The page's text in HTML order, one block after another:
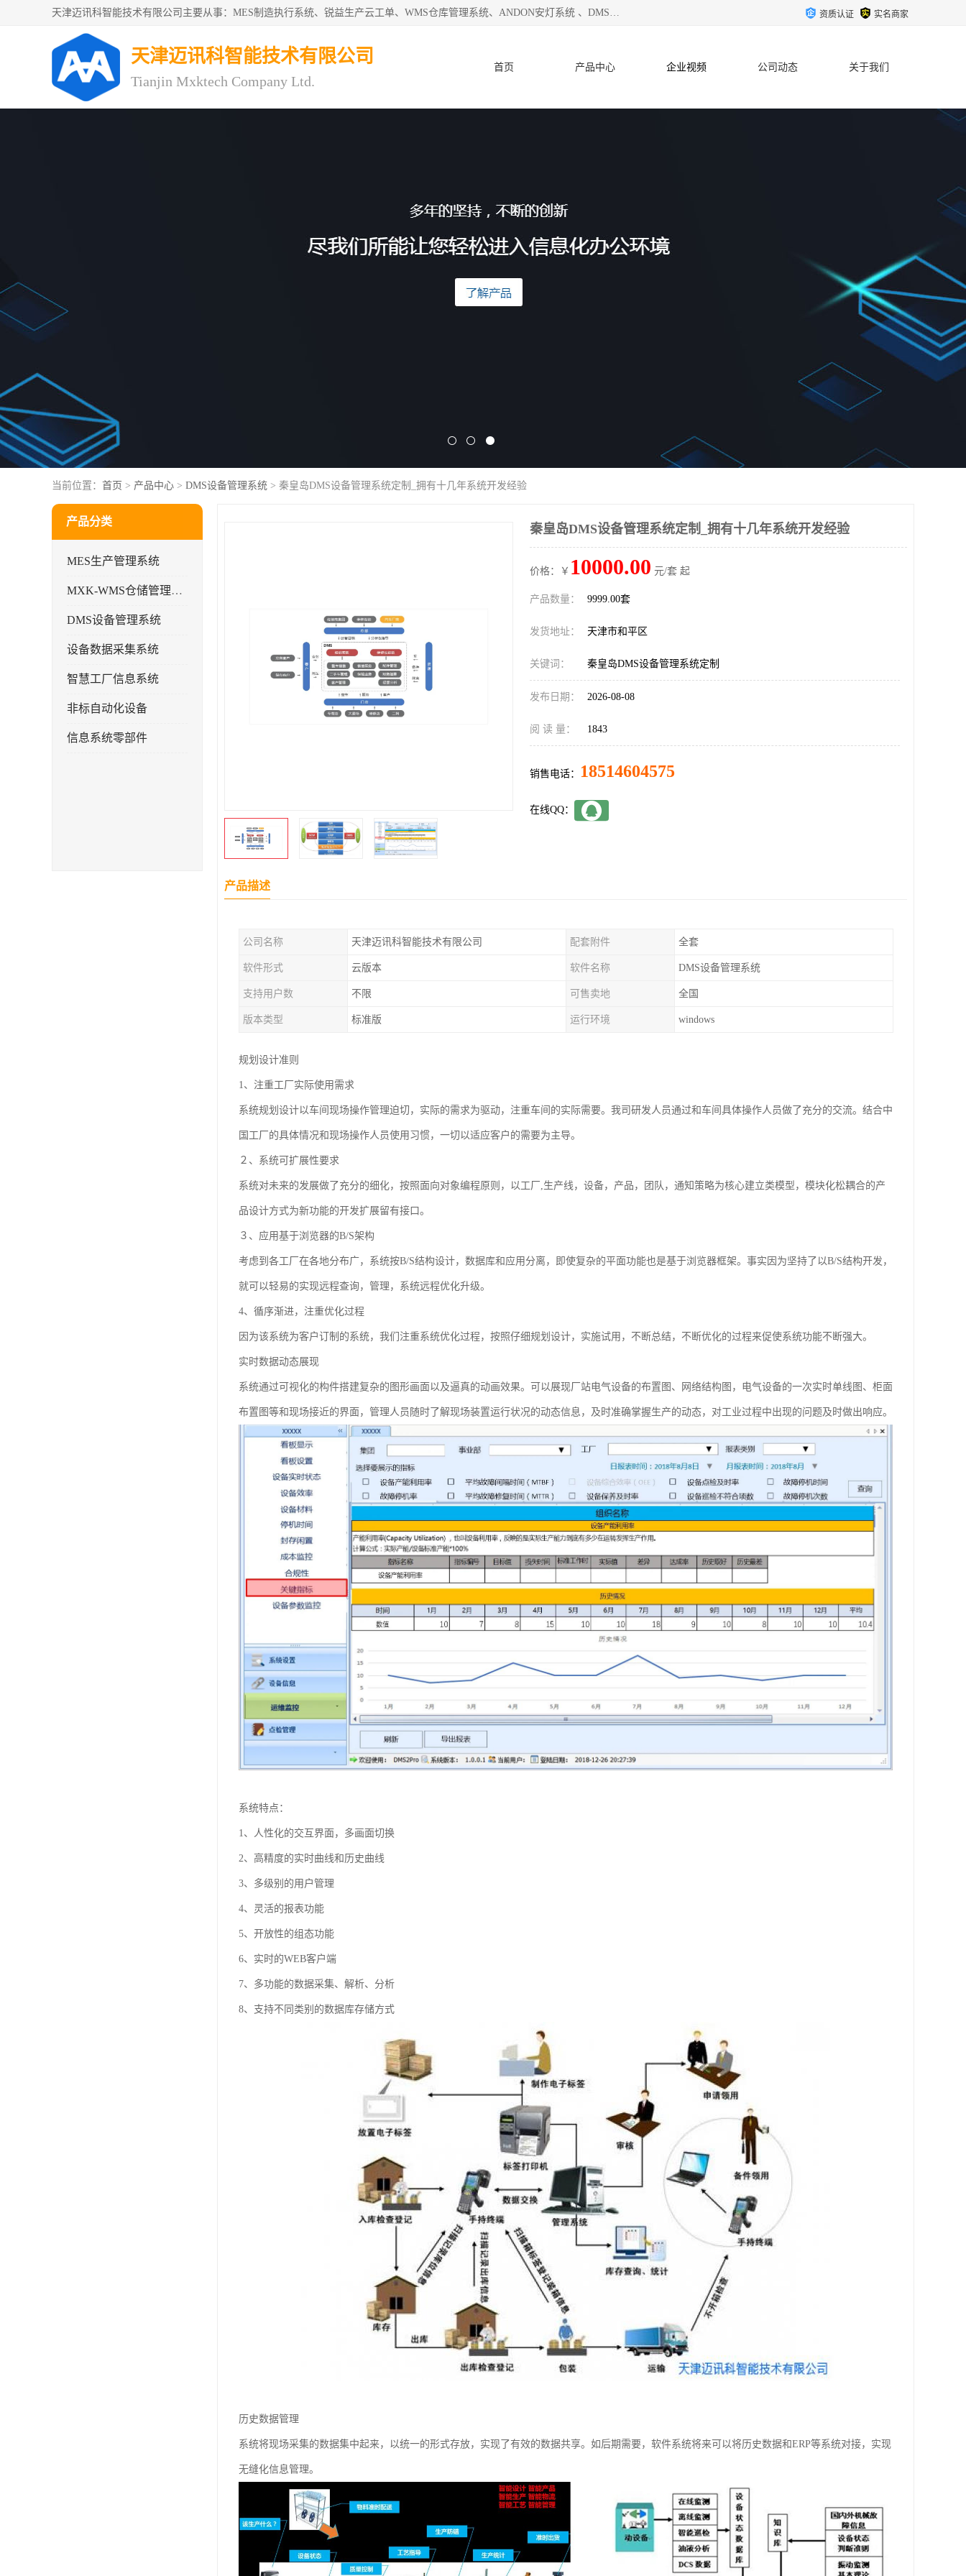
天津迈讯科智能技术有限公司主要从事：MES制造执行系统、锐益生产云工单、WMS仓库管理系统、ANDON安灯系统 、DMS设备管理系统、电气设备健康监测系统、工厂可视化管理、数字化车间；公司是一家专注于企业及制造业信息化、智能化的信息系统集成解决方案提供商的高新技术企业。为企业提供全套的软硬件信息系统集成及安装部署服务。 资质认证 实名商家
天津迈讯科智能技术有限公司
Tianjin Mxktech Company Ltd.
首页 产品中心 企业视频 公司动态 关于我们
当前位置： 首页 > 产品中心 > DMS设备管理系统 > 秦皇岛DMS设备管理系统定制_拥有十几年系统开发经验
产品分类
MES生产管理系统
MXK-WMS仓储管理系统
DMS设备管理系统
设备数据采集系统
智慧工厂信息系统
非标自动化设备
信息系统零部件
秦皇岛DMS设备管理系统定制_拥有十几年系统开发经验
价格：￥ 10000.00 元/套 起
产品数量： 9999.00套
发货地址： 天津市和平区
关键词： 秦皇岛DMS设备管理系统定制
发布日期： 2026-08-08
阅 读 量： 1843
销售电话： 18514604575
在线QQ：
产品描述
公司名称 天津迈讯科智能技术有限公司 配套附件 全套
软件形式 云版本 软件名称 DMS设备管理系统
支持用户数 不限 可售卖地 全国
版本类型 标准版 运行环境 windows
规划设计准则
1、注重工厂实际使用需求
系统规划设计以车间现场操作管理迫切，实际的需求为驱动，注重车间的实际需要。我司研发人员通过和车间具体操作人员做了充分的交流。结合中
国工厂的具体情况和现场操作人员使用习惯，一切以适应客户的需要为主导。
２、系统可扩展性要求
系统对未来的发展做了充分的细化，按照面向对象编程原则，以工厂,生产线，设备，产品，团队，通知策略为核心建立类模型，模块化松耦合的产
品设计方式为新功能的开发扩展留有接口。
３、应用基于浏览器的B/S架构
考虑到各工厂在各地分布广，系统按B/S结构设计，数据库和应用分离，即使复杂的平面功能也是基于浏览器框架。事实因为坚持了以B/S结构开发，
就可以轻易的实现远程查询，管理，系统远程优化升级。
4、循序渐进，注重优化过程
因为该系统为客户订制的系统，我们注重系统优化过程，按照仔细规划设计，实施试用，不断总结，不断优化的过程来促使系统功能不断强大。
实时数据动态展现
系统通过可视化的构件搭建复杂的图形画面以及逼真的动画效果。可以展现厂站电气设备的布置图、网络结构图，电气设备的一次实时单线图、柜面
布置图等和现场接近的界面，管理人员随时了解现场装置运行状况的动态信息，及时准确掌握生产的动态，对工业过程中出现的问题及时做出响应。
系统特点：
1、人性化的交互界面，多画面切换
2、高精度的实时曲线和历史曲线
3、多级别的用户管理
4、灵活的报表功能
5、开放性的组态功能
6、实时的WEB客户端
7、多功能的数据采集、解析、分析
8、支持不同类别的数据库存储方式
历史数据管理
系统将现场采集的数据集中起来，以统一的形式存放，实现了有效的数据共享。如后期需要，软件系统将来可以将历史数据和ERP等系统对接，实现
无缝化信息管理。